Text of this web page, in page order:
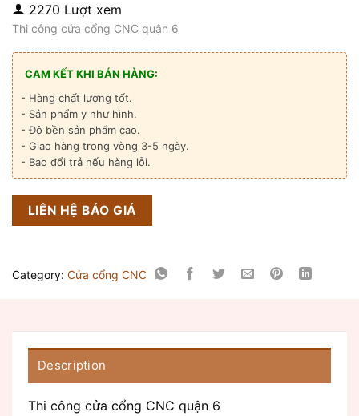
2270 Lượt xem
Thi công cửa cổng CNC quận 6
CAM KẾT KHI BÁN HÀNG:
- Hàng chất lượng tốt.
- Sản phẩm y như hình.
- Độ bền sản phẩm cao.
- Giao hàng trong vòng 3-5 ngày.
- Bao đổi trả nếu hàng lỗi.
LIÊN HỆ BÁO GIÁ
Category: Cửa cổng CNC
Description
Thi công cửa cổng CNC quận 6